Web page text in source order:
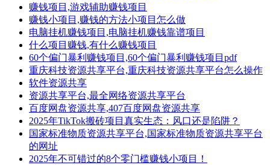
赚钱项目,游戏辅助赚钱项目
赚钱小项目,赚钱的方法小项目怎么做
电脑挂机赚钱项目,电脑挂机赚钱靠谱项目
什么项目赚钱,有什么赚钱项目
60个偏门暴利赚钱项目,60个偏门暴利赚钱项目pdf
重庆科技资源共享平台,重庆科技资源共享平台怎么操作
软件资源共享
资源共享平台,最全网络资源共享平台
百度网盘资源共享,407百度网盘资源共享
2025年TikTok搬砖项目真实生态：风口还是陷阱？
国家标准物质资源共享平台,国家标准物质资源共享平台
的网址
2025年不可错过的8个零门槛赚钱小项目！